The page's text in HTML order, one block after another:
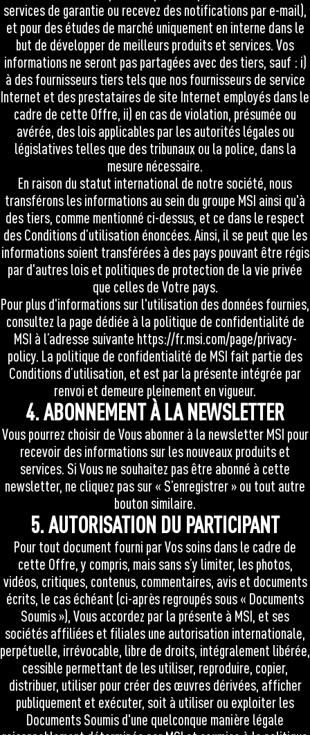
services de garantie ou recevez des notifications par e-mail),
et pour des études de marché uniquement en interne dans le
but de développer de meilleurs produits et services. Vos
informations ne seront pas partagées avec des tiers, sauf : i)
à des fournisseurs tiers tels que nos fournisseurs de service
Internet et des prestataires de site Internet employés dans le
cadre de cette Offre, ii) en cas de violation, présumée ou
avérée, des lois applicables par les autorités légales ou
législatives telles que des tribunaux ou la police, dans la
mesure nécessaire.
En raison du statut international de notre société, nous
transférons les informations au sein du groupe MSI ainsi qu'à
des tiers, comme mentionné ci-dessus, et ce dans le respect
des Conditions d’utilisation énoncées. Ainsi, il se peut que les
informations soient transférées à des pays pouvant être régis
par d'autres lois et politiques de protection de la vie privée
que celles de Votre pays.
Pour plus d'informations sur l'utilisation des données fournies,
consultez la page dédiée à la politique de confidentialité de
MSI à l’adresse suivante https://fr.msi.com/page/privacy-
policy. La politique de confidentialité de MSI fait partie des
Conditions d’utilisation, et est par la présente intégrée par
renvoi et demeure pleinement en vigueur.
4. ABONNEMENT À LA NEWSLETTER
Vous pourrez choisir de Vous abonner à la newsletter MSI pour
recevoir des informations sur les nouveaux produits et
services. Si Vous ne souhaitez pas être abonné à cette
newsletter, ne cliquez pas sur « S’enregistrer » ou tout autre
bouton similaire.
5. AUTORISATION DU PARTICIPANT
Pour tout document fourni par Vos soins dans le cadre de
cette Offre, y compris, mais sans s’y limiter, les photos,
vidéos, critiques, contenus, commentaires, avis et documents
écrits, le cas échéant (ci-après regroupés sous « Documents
Soumis »), Vous accordez par la présente à MSI, et ses
sociétés affiliées et filiales une autorisation internationale,
perpétuelle, irrévocable, libre de droits, intégralement libérée,
cessible permettant de les utiliser, reproduire, copier,
distribuer, utiliser pour créer des œuvres dérivées, afficher
publiquement et exécuter, soit à utiliser ou exploiter les
Documents Soumis d'une quelconque manière légale